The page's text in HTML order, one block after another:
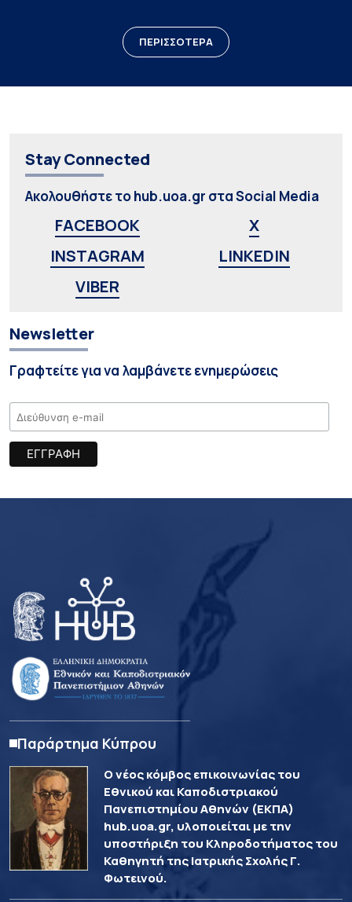
ΠΕΡΙΣΣΟΤΕΡΑ
Stay Connected
Ακολουθήστε το hub.uoa.gr στα Social Media
FACEBOOK
X
INSTAGRAM
LINKEDIN
VIBER
Newsletter
Γραφτείτε για να λαμβάνετε ενημερώσεις
Παράρτημα Κύπρου
Ο νέος κόμβος επικοινωνίας του
Εθνικού και Καποδιστριακού
Πανεπιστημίου Αθηνών (ΕΚΠΑ)
hub.uoa.gr, υλοποιείται με την
υποστήριξη του Κληροδοτήματος του
Καθηγητή της Ιατρικής Σχολής Γ.
Φωτεινού.